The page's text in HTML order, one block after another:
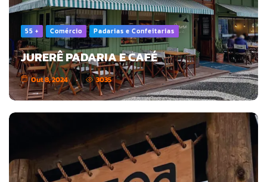
55 + Comércio Padarias e Confeitarias
JURERÊ PADARIA E CAFÉ
Out 8, 2024 3035